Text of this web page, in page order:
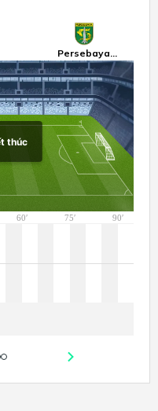
Persebaya
Surabaya